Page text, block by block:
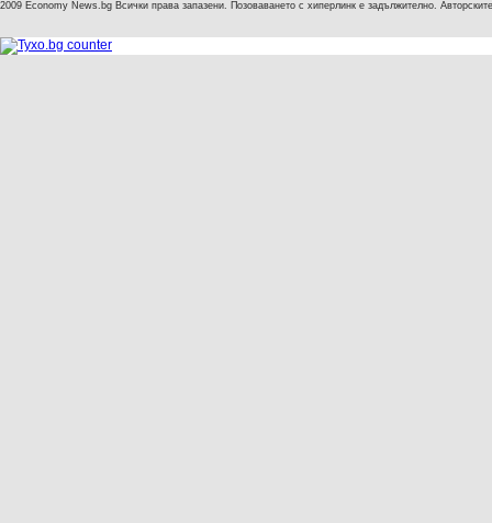
2009 Economy News.bg Всички права запазени. Позоваването с хиперлинк е задължително.